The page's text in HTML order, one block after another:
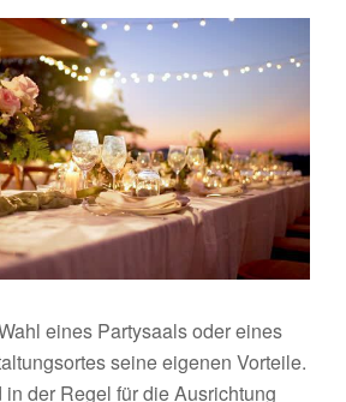
eines Partysaals oder eines
seine eigenen Vorteile.
der Regel für die Ausrichtung